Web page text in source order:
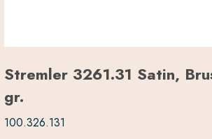
Stremler 3261.31 Satin,
gr.
100.326.131